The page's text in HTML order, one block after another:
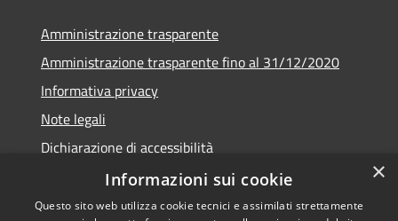
Amministrazione trasparente
Amministrazione trasparente fino al 31/12/2020
Informativa privacy
Note legali
Dichiarazione di accessibilità
×
Informazioni sui cookie
Questo sito web utilizza cookie tecnici e assimilati strettamente